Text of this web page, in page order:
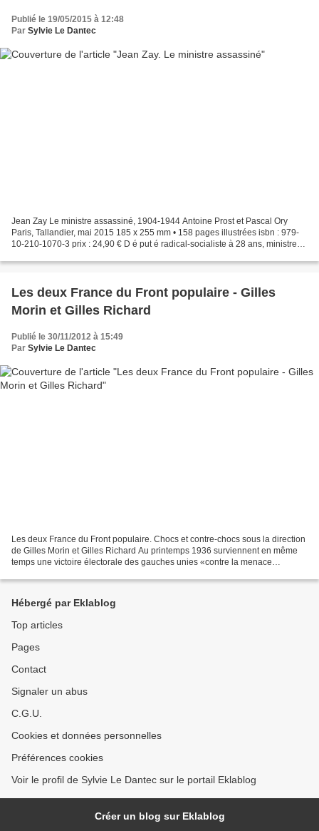
Publié le 19/05/2015 à 12:48
Par Sylvie Le Dantec
Jean Zay Le ministre assassiné, 1904-1944 Antoine Prost et Pascal Ory
Paris, Tallandier, mai 2015 185 x 255 mm • 158 pages illustrées isbn : 979-
10-210-1070-3 prix : 24,90 € D é put é radical-socialiste à 28 ans, ministre
Les deux France du Front populaire - Gilles
Morin et Gilles Richard
Publié le 30/11/2012 à 15:49
Par Sylvie Le Dantec
Les deux France du Front populaire. Chocs et contre-chocs sous la direction
de Gilles Morin et Gilles Richard Au printemps 1936 surviennent en même
temps une victoire électorale des gauches unies «contre la menace
Hébergé par Eklablog
Top articles
Pages
Contact
Signaler un abus
C.G.U.
Cookies et données personnelles
Préférences cookies
Voir le profil de Sylvie Le Dantec sur le portail Eklablog
Créer un blog sur Eklablog